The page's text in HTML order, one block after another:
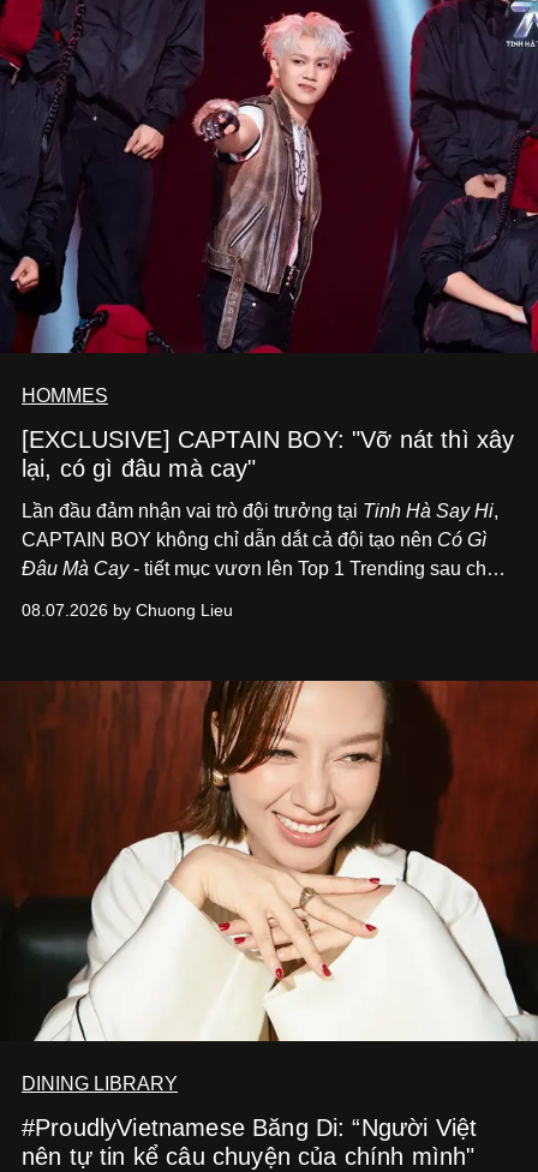
HOMMES
[EXCLUSIVE] CAPTAIN BOY: "Vỡ nát thì xây
lại, có gì đâu mà cay"
Lần đầu đảm nhận vai trò đội trưởng tại Tinh Hà Say Hi,
CAPTAIN BOY không chỉ dẫn dắt cả đội tạo nên Có Gì
Đâu Mà Cay- tiết mục vươn lên Top 1 Trending sau chưa
để lắng nghe, kết nối và tin tưởng đồng đội. Với nam
trình trở thành một producer thực thụ.
08.07.2026 by Chuong Lieu
DINING LIBRARY
#ProudlyVietnamese Băng Di: “Người Việt
nên tự tin kể câu chuyện của chính mình"